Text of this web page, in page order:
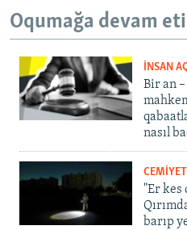
Oqumağa devam
İNSAN
Bir an –
nasıl
CEMİYET
"Er kes
barıp